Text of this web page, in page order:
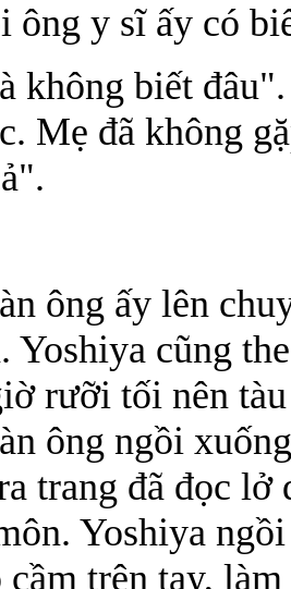
ông y sĩ ấy có
không biết
Mẹ đã không
ông ấy lên
Yoshiya cũng
rưỡi tối nên
ông ngồi
trang đã đọc lở
Yoshiya
cầm trên tay,